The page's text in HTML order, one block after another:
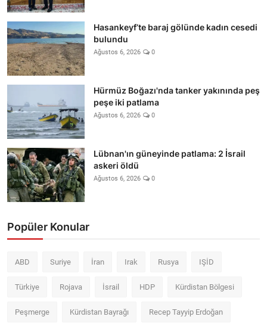
Hasankeyf’te baraj gölünde kadın cesedi
bulundu
Ağustos 6, 2026 0
Hürmüz Boğazı'nda tanker yakınında peş
peşe iki patlama
Ağustos 6, 2026 0
Lübnan'ın güneyinde patlama: 2 İsrail
askeri öldü
Ağustos 6, 2026 0
Popüler Konular
ABD Suriye İran Irak Rusya IŞİD
Türkiye Rojava İsrail HDP Kürdistan Bölgesi
Peşmerge Kürdistan Bayrağı Recep Tayyip Erdoğan